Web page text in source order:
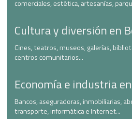
comerciales, estética, artesanías,
Cultura y diversión en
Cines, teatros, museos, galerías,
centros comunitarios...
Economía e industria
Bancos, aseguradoras, inmobiliarias,
transporte, informática e Internet...